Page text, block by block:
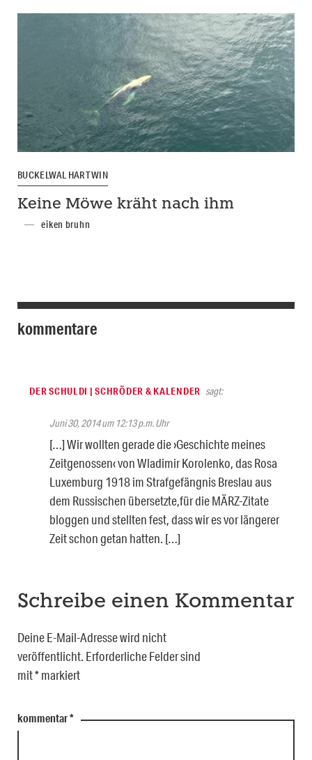
BUCKELWAL HARTWIN
Keine Möwe kräht nach ihm
eiken bruhn
kommentare
DER SCHULDI | SCHRÖDER & KALENDER sagt:
Juni 30, 2014 um 12:13 p.m. Uhr
[…] Wir wollten gerade die ›Geschichte meines
Zeitgenossen‹ von Wladimir Korolenko, das Rosa
Luxemburg 1918 im Strafgefängnis Breslau aus
dem Russischen übersetzte,für die MÄRZ-Zitate
bloggen und stellten fest, dass wir es vor längerer
Zeit schon getan hatten. […]
Schreibe einen Kommentar
Deine E-Mail-Adresse wird nicht
veröffentlicht. Erforderliche Felder sind
mit*markiert
kommentar*